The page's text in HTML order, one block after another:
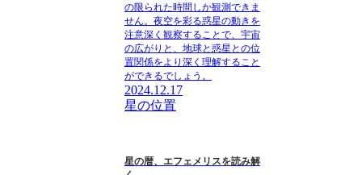
の限られた時間しか観測できま
せん。夜空を彩る惑星の動きを
注意深く観察することで、宇宙
の広がりと、地球と惑星との位
置関係をより深く理解すること
ができるでしょう。
2024.12.17
星の位置
星の暦、エフェメリスを読み解